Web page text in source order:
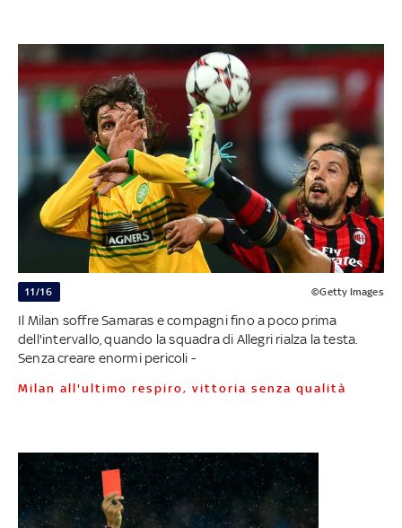
11/16 ©Getty Images
Il Milan soffre Samaras e compagni fino a poco prima
dell'intervallo, quando la squadra di Allegri rialza la testa.
Senza creare enormi pericoli -
Milan all'ultimo respiro, vittoria senza qualità